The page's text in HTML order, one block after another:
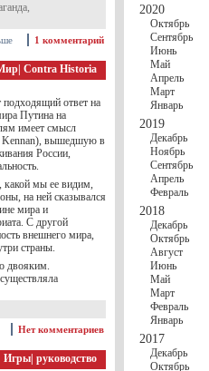
,
1 комментарий
Contra Historia
подходящий ответ на
Путина на
имеет смысл
Kennan), вышедшую в
России,
какой мы ее видим,
на ней сказывался
мира и
С другой
внешнего мира,
страны.
двояким.
Нет комментариев
Игры руководство
2020
Октябрь
Сентябрь
Июнь
Май
Апрель
Март
Январь
2019
Декабрь
Ноябрь
Сентябрь
Апрель
Февраль
2018
Декабрь
Октябрь
Август
Июнь
Май
Март
Февраль
Январь
2017
Декабрь
Октябрь